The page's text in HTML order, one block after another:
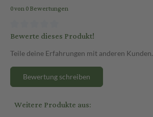
0 von 0 Bewertungen
Bewerte dieses Produkt!
Teile deine Erfahrungen mit anderen Kunden.
Bewertung schreiben
Weitere Produkte aus: